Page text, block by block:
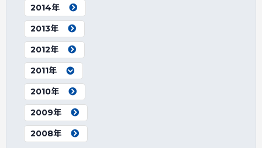
2014年
2013年
2012年
2011年
2010年
2009年
2008年